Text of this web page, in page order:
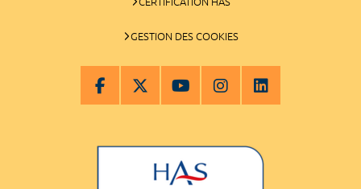
GESTION DES COOKIES